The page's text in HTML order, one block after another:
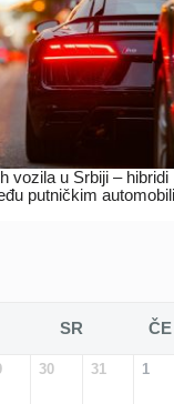
vozila u Srbiji – hibridi
putničkim
SR ČE
30 31 1